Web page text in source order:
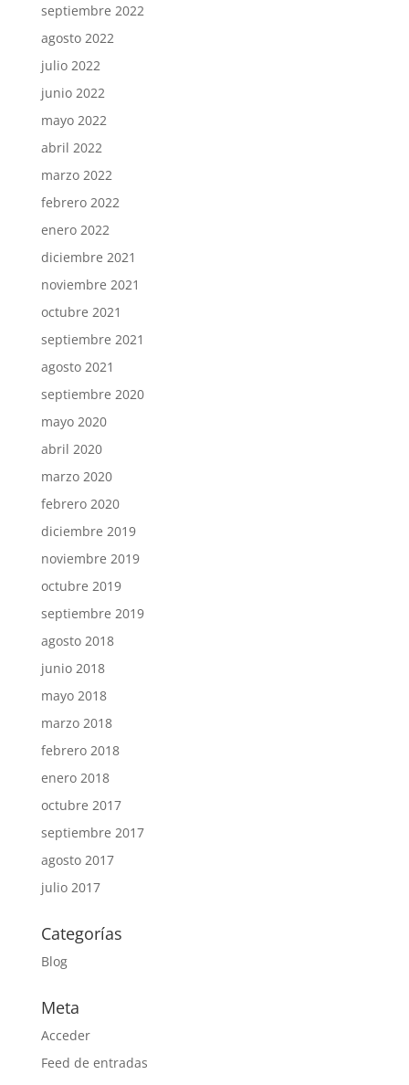
septiembre 2022
agosto 2022
julio 2022
junio 2022
mayo 2022
abril 2022
marzo 2022
febrero 2022
enero 2022
diciembre 2021
noviembre 2021
octubre 2021
septiembre 2021
agosto 2021
septiembre 2020
mayo 2020
abril 2020
marzo 2020
febrero 2020
diciembre 2019
noviembre 2019
octubre 2019
septiembre 2019
agosto 2018
junio 2018
mayo 2018
marzo 2018
febrero 2018
enero 2018
octubre 2017
septiembre 2017
agosto 2017
julio 2017
Categorías
Blog
Meta
Acceder
Feed de entradas